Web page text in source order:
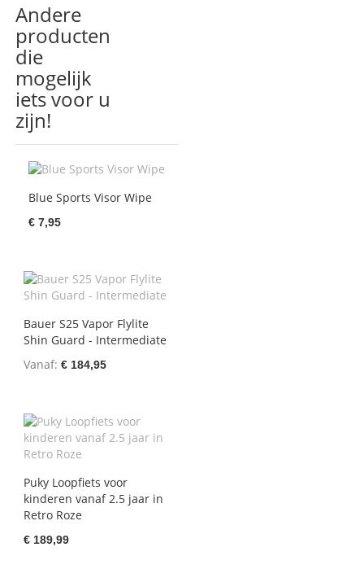
Andere
producten
die
mogelijk
iets voor u
zijn!
Blue Sports Visor Wipe
€ 7,95
Bauer S25 Vapor Flylite
Shin Guard - Intermediate
Vanaf € 184,95
Puky Loopfiets voor
kinderen vanaf 2.5 jaar in
Retro Roze
€ 189,99